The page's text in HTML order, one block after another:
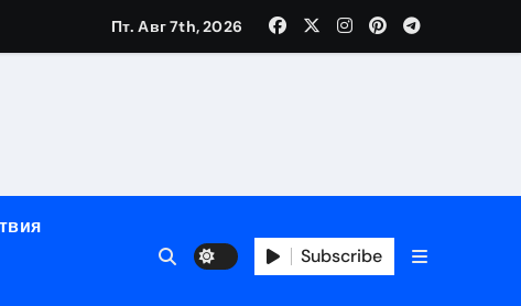
долгосрочная защита
Пт. Авг 7th, 2026
Subscribe